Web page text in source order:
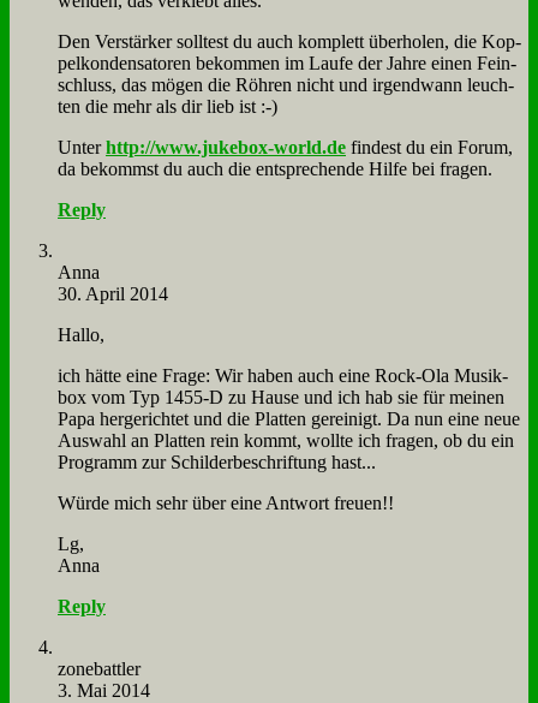
Den Ver­stär­ker soll­test du auch kom­plett über­ho­len, die Kop­
pel­kon­den­sa­to­ren be­kom­men im Lau­fe der Jah­re ei­nen Fein­
schluss, das mö­gen die Röh­ren nicht und ir­gend­wann leuch­
ten die mehr als dir lieb ist :-)
Un­terhttp://www.jukebox-world.de fin­dest du ein Fo­rum,
da be­kommst du auch die ent­spre­chen­de Hil­fe bei fra­gen.
Reply
An­na
30. April 2014
Hal­lo,
ich hät­te ei­ne Fra­ge: Wir ha­ben auch ei­ne Rock-Ola Mu­sik­
box vom Typ 1455‑D zu Hau­se und ich hab sie für mei­nen
Pa­pa her­ge­rich­tet und die Plat­ten ge­rei­nigt. Da nun ei­ne neue
Aus­wahl an Plat­ten rein kommt, woll­te ich fra­gen, ob du ein
Pro­gramm zur Schil­der­be­schrif­tung hast...
Wür­de mich sehr über ei­ne Ant­wort freu­en!!
Lg,
An­na
Reply
zone­batt­ler
3. Mai 2014